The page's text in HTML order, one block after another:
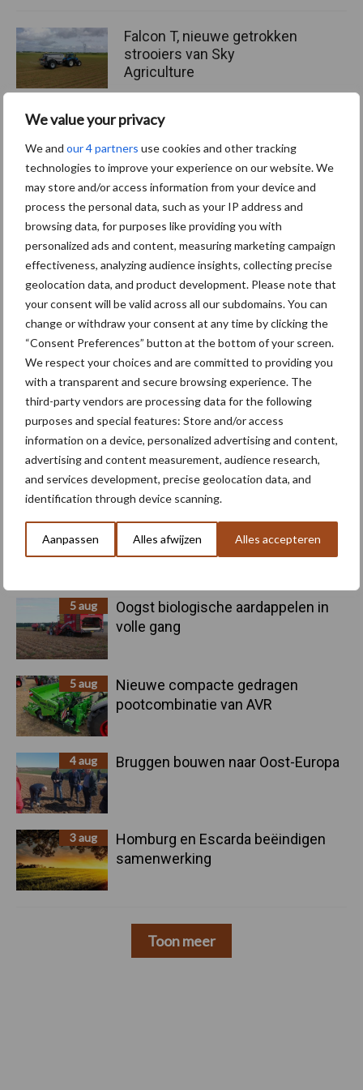
We value your privacy
We and our 4 partners use cookies and other tracking
technologies to improve your experience on our website. We
may store and/or access information from your device and
process the personal data, such as your IP address and
browsing data, for purposes like providing you with
personalized ads and content, measuring marketing campaign
effectiveness, analyzing audience insights, collecting precise
geolocation data, and product development. Please note that
your consent will be valid across all our subdomains. You can
change or withdraw your consent at any time by clicking the
“Consent Preferences” button at the bottom of your screen.
We respect your choices and are committed to providing you
with a transparent and secure browsing experience. The
third-party vendors are processing data for the following
purposes and special features: Store and/or access
information on a device, personalized advertising and content,
advertising and content measurement, audience research,
and services development, precise geolocation data, and
identification through device scanning.
Aanpassen Alles afwijzen Alles accepteren
Primaire
Sidebar
Recent nieuws Partner nieuws
voor kouters"
5 aug
Oogst biologische aardappelen in
volle gang
5 aug
Nieuwe compacte gedragen
pootcombinatie van AVR
4 aug Bruggen bouwen naar Oost-Europa
3 aug
Homburg en Escarda beëindigen
samenwerking
Toon meer
Falcon T, nieuwe getrokken
strooiers van Sky
Agriculture
Themapagina's
Machines Duurzaamheid
Kunstmeststrooier Pootmachine
Toon meer